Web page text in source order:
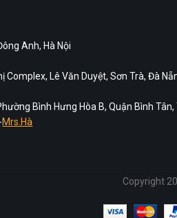
Anh, Hà Nội
Complex, Lê Văn Duyệt, Sơn Trà, Đà
Bình Hưng Hòa B, Quận Bình Tân,
-Mrs.Hà
Copyright